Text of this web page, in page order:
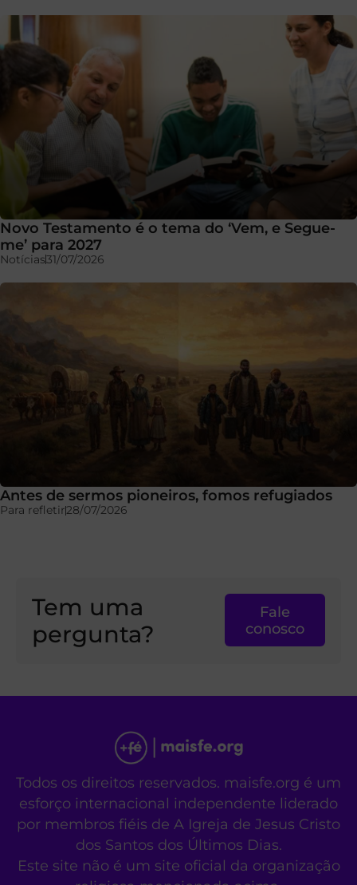
Novo Testamento é o tema do ‘Vem, e Segue-
me’ para 2027
Notícias31/07/2026
Antes de sermos pioneiros, fomos refugiados
Para refletir28/07/2026
Tem uma
pergunta?
Fale
conosco
Todos os direitos reservados. maisfe.org é um
esforço internacional independente liderado
por membros fiéis de A Igreja de Jesus Cristo
dos Santos dos Últimos Dias.
Este site não é um site oficial da organização